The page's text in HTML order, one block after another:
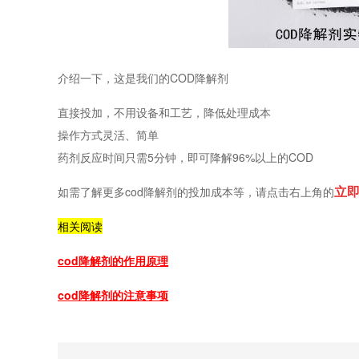
介绍一下，这是我们的COD降解剂
直接投加，不用设备和工艺，降低处理成本
操作方式灵活、简单
药剂反应时间只需5分钟，即可降解96%以上的COD
如需了解更多cod降解剂的投加成本等，请点击右上角的立
相关阅读
cod降解剂的作用原理
cod降解剂的注意事项